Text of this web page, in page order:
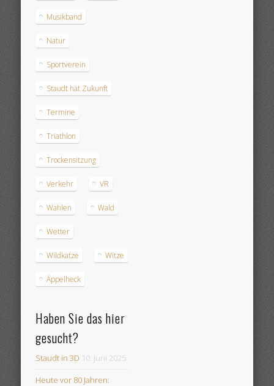
Musikband
Natur
Sportverein
Staudt hat Zukunft
Termine
Triathlon
Trockensitzung
Verkehr VR
Wahlen Wald
Wetter
Wildkatze Witze
Äppelheck
Haben Sie das hier
gesucht?
Staudt in 3D 10. Juni 2025
Heute vor 80 Jahren: